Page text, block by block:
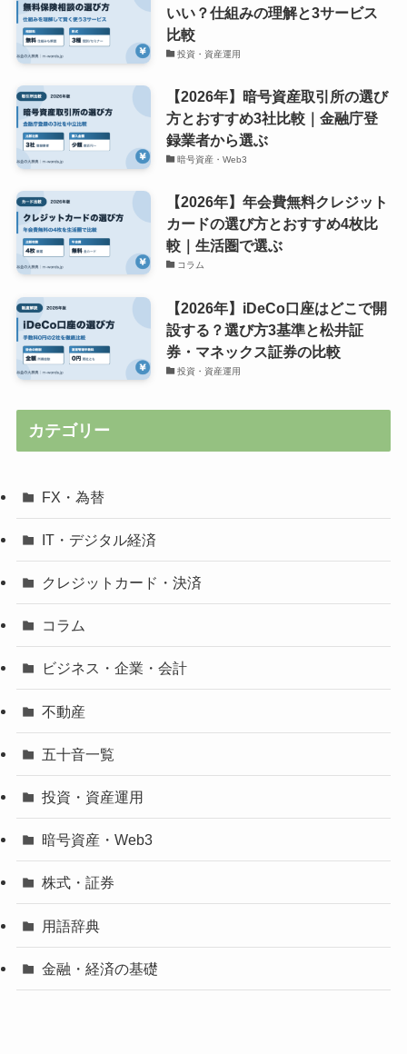
いい？仕組みの理解と3サービス
比較
投資・資産運用
【2026年】暗号資産取引所の選び
方とおすすめ3社比較｜金融庁登
録業者から選ぶ
暗号資産・Web3
【2026年】年会費無料クレジット
カードの選び方とおすすめ4枚比
較｜生活圏で選ぶ
コラム
【2026年】iDeCo口座はどこで開
設する？選び方3基準と松井証
券・マネックス証券の比較
投資・資産運用
カテゴリー
FX・為替
IT・デジタル経済
クレジットカード・決済
コラム
ビジネス・企業・会計
不動産
五十音一覧
投資・資産運用
暗号資産・Web3
株式・証券
用語辞典
金融・経済の基礎